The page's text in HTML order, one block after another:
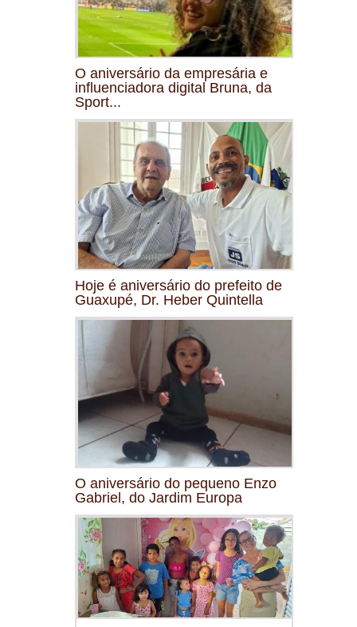
O aniversário da empresária e
influenciadora digital Bruna, da
Sport...
Hoje é aniversário do prefeito de
Guaxupé, Dr. Heber Quintella
O aniversário do pequeno Enzo
Gabriel, do Jardim Europa